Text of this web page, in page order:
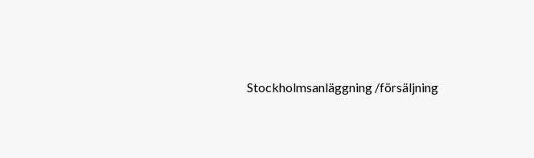
Stockholmsanläggning /försäljning